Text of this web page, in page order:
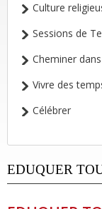
Culture
Sessions de
Cheminer
Vivre des
Célébrer
EDUQUER